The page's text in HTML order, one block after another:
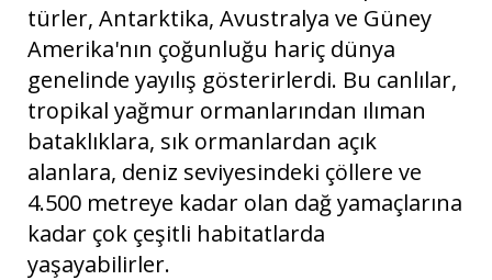
türler, Antarktika, Avustralya ve Güney
Amerika'nın çoğunluğu hariç dünya
genelinde yayılış gösterirlerdi. Bu canlılar,
tropikal yağmur ormanlarından ılıman
bataklıklara, sık ormanlardan açık
alanlara, deniz seviyesindeki çöllere ve
4.500 metreye kadar olan dağ yamaçlarına
kadar çok çeşitli habitatlarda
yaşayabilirler.